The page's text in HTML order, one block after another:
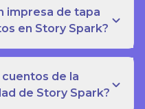
impresa de tapa
en Story Spark?
de la
de Story Spark?